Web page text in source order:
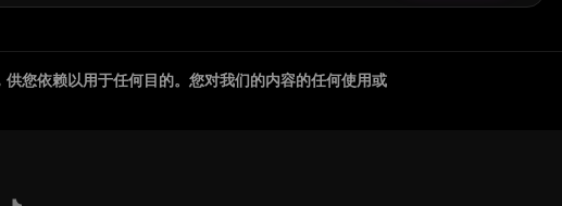
您依赖以用于任何目的。您对我们的内容的任何使用或